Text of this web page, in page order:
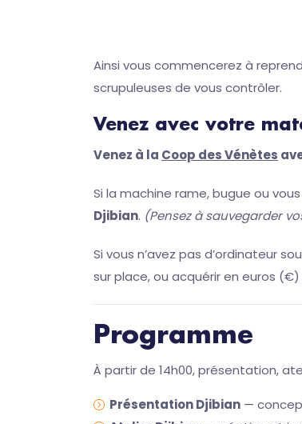
Ainsi vous commencerez à
scrupuleuses de vous contrôler.
Venez avec votre
Venez à la Coop des Vénètes
Si la machine rame, bugue ou
Djibian. (Pensez à sauvegarder
Si vous n’avez pas d’ordinateur
sur place, ou acquérir en euros (€)
Programme
À partir de 14h00, présentation,
Présentation Djibian —